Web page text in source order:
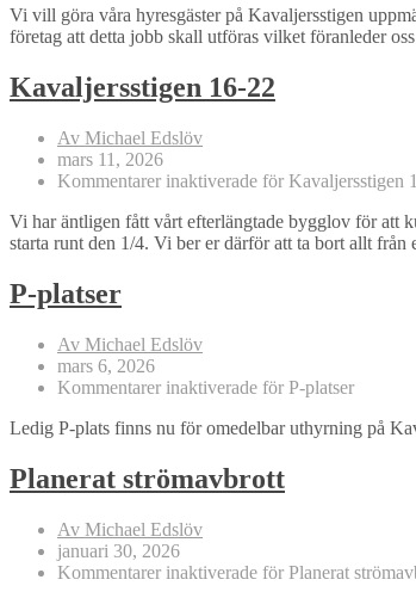
Vi vill göra våra hyresgäster på Kavaljersstigen
företag att detta jobb skall utföras vilket föranleder
Kavaljersstigen 16-22
Av Michael Edslöv
mars 11, 2026
Kommentarer inaktiverade för Kavaljersstigen
Vi har äntligen fått vårt efterlängtade bygglov för att
starta runt den 1/4. Vi ber er därför att ta bort allt
P-platser
Av Michael Edslöv
mars 6, 2026
Kommentarer inaktiverade för P-platser
Ledig P-plats finns nu för omedelbar uthyrning på
Planerat strömavbrott
Av Michael Edslöv
januari 30, 2026
Kommentarer inaktiverade för Planerat